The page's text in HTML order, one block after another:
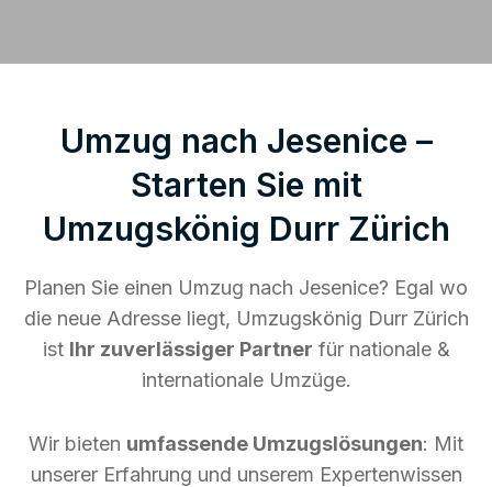
Umzug nach Jesenice –
Starten Sie mit
Umzugskönig Durr Zürich
Planen Sie einen Umzug nach Jesenice? Egal wo
die neue Adresse liegt, Umzugskönig Durr Zürich
ist Ihr zuverlässiger Partner für nationale &
internationale Umzüge.
Wir bieten umfassende Umzugslösungen: Mit
unserer Erfahrung und unserem Expertenwissen